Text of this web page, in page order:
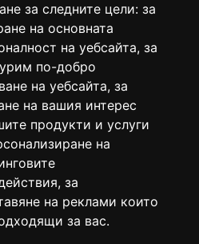
за следните цели: за
на основната
на уебсайта, за
по-добро
на уебсайта, за
на вашия интерес
продукти и услуги
на
, за
на реклами които
за вас.
е регистрирано в националния